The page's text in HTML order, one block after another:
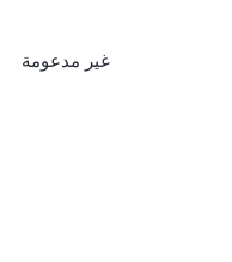
غير مدعومة